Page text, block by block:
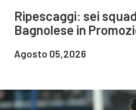
Ripescaggi: sei
Bagnolese in
Agosto 05,2026